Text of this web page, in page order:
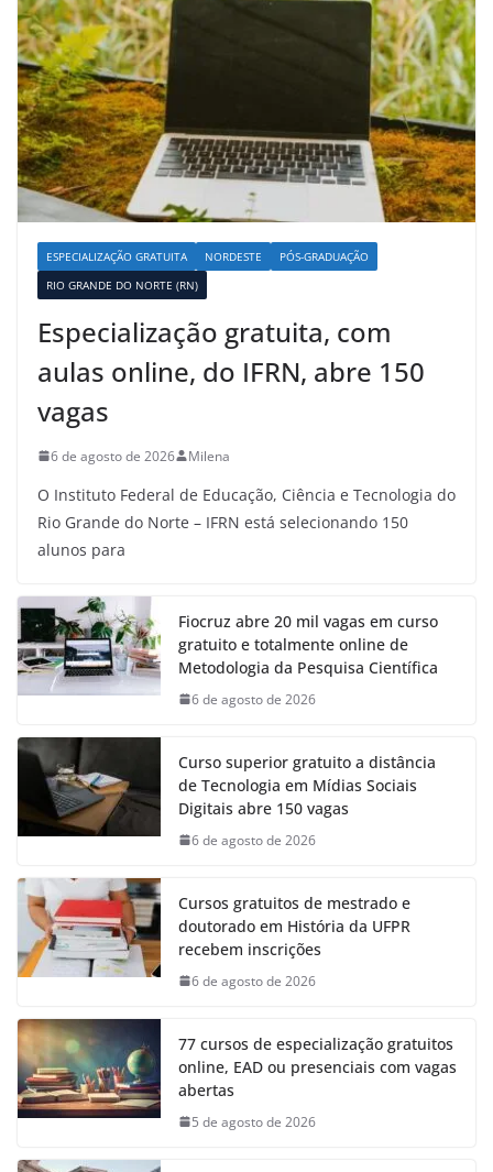
ESPECIALIZAÇÃO GRATUITA NORDESTE
PÓS-GRADUAÇÃO
RIO GRANDE DO NORTE (RN)
Especialização gratuita, com
aulas online, do IFRN, abre 150
vagas
6 de agosto de 2026 Milena
O Instituto Federal de Educação, Ciência e Tecnologia do
Rio Grande do Norte – IFRN está selecionando 150
alunos para
Fiocruz abre 20 mil vagas em curso
gratuito e totalmente online de
Metodologia da Pesquisa Científica
6 de agosto de 2026
Curso superior gratuito a distância
de Tecnologia em Mídias Sociais
Digitais abre 150 vagas
6 de agosto de 2026
Cursos gratuitos de mestrado e
doutorado em História da UFPR
recebem inscrições
6 de agosto de 2026
77 cursos de especialização gratuitos
online, EAD ou presenciais com vagas
abertas
5 de agosto de 2026